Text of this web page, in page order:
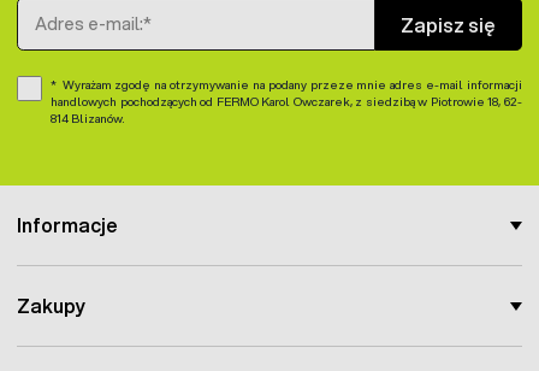
Informacje
Zakupy
Adres e-mail
Zapisz się
Wyrażam zgodę na otrzymywanie na podany przeze mnie adres e-mail informacji
handlowych pochodzących od FERMO Karol Owczarek, z siedzibą w Piotrowie 18, 62-
814 Blizanów.